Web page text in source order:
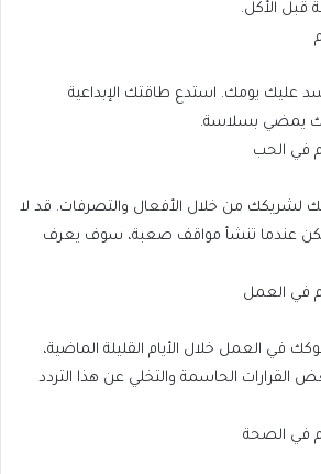
قبل الأكل.
عليك يومك. استدع طاقتك الإبداعية
يمضي بسلاسة.
في الحب
لشريكك من خلال الأفعال والتصرفات. قد لا
عندما تنشأ مواقف صعبة، سوف يعرف
في العمل
في العمل خلال الأيام القليلة الماضية،
القرارات الحاسمة والتخلي عن هذا التردد
في الصحة